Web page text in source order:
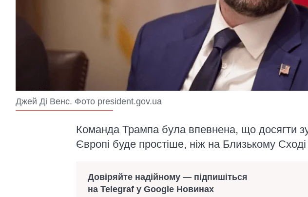
Джей Ді Венс. Фото president.gov.ua
Команда Трампа була впевнена, що досягти
Європі буде простіше, ніж на Близькому Сході
Довіряйте надійному — підпишіться
на Telegraf у Google Новинах